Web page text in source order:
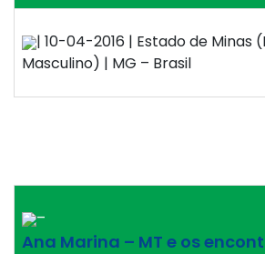
| 10-04-2016 | Estado de Minas
Masculino) | MG – Brasil
–
Ana Marina – MT e os